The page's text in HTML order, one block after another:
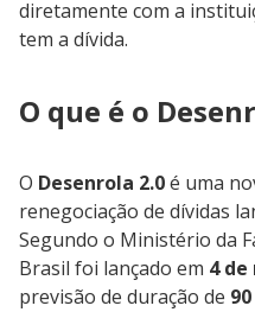
diretamente com a
tem a dívida.
O que é o
O Desenrola 2.0é uma
renegociação de dívidas
Segundo o Ministério da
Brasil foi lançado em 4 de
previsão de duração de